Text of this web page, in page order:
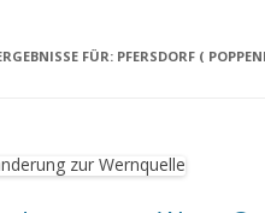
SCHWARZWALD URLAUB
FÜR: PFERSDORF (